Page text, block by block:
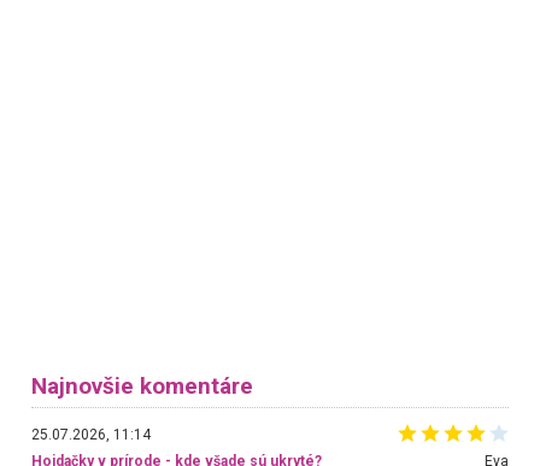
Najnovšie komentáre
25.07.2026, 11:14
Hojdačky v prírode - kde všade sú ukryté?
Eva